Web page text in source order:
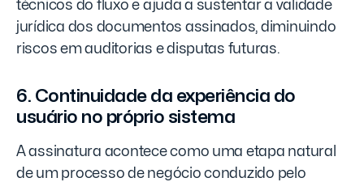
técnicos do fluxo e ajuda a sustentar a validade
jurídica dos documentos assinados, diminuindo
riscos em auditorias e disputas futuras.
6. Continuidade da experiência do
usuário no próprio sistema
A assinatura acontece como uma etapa natural
de um processo de negócio conduzido pelo